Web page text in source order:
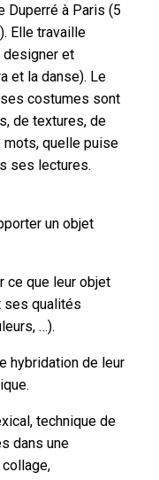
Duperré à Paris (5
Elle travaille
designer et
et la danse). Le
costumes sont
de textures, de
quelle puise
ses lectures.
un objet
ce que leur objet
ses qualités
…).
hybridation de leur
technique de
dans une